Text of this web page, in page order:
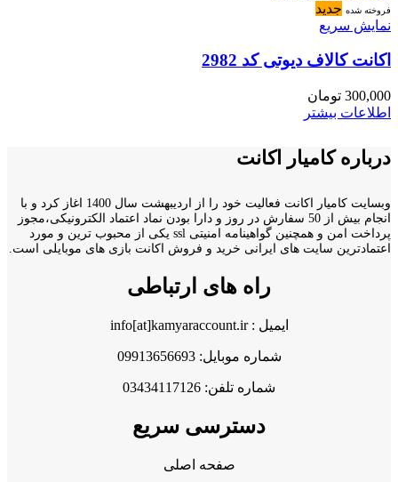
فروخته شده جدید
نمایش سریع
اکانت کالاف دیوتی کد 2982
300,000 تومان
اطلاعات بیشتر
درباره کامیار اکانت
وبسایت کامیار اکانت فعالیت خود را از اردیبهشت سال 1400 اغاز کرد و با
انجام بیش از 50 سفارش در روز و دارا بودن نماد اعتماد الکترونیکی،مجوز
پرداخت امن و همچنین گواهینامه امنیتی ssl یکی از محبوب ترین و مورد
اعتمادترین سایت های ایرانی خرید و فروش اکانت بازی های موبایلی است.
راه های ارتباطی
ایمیل : info[at]kamyaraccount.ir
شماره موبایل: 09913656693
شماره تلفن: 03434117126
دسترسی سریع
صفحه اصلی